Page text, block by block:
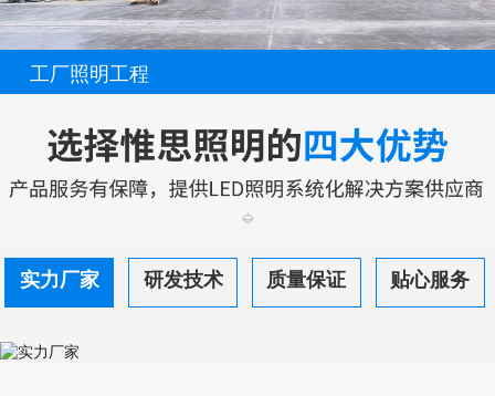
工厂照明工程
实力厂家 研发技术 质量保证 贴心服务